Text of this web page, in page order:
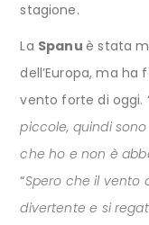
stagione.
La Spanu è stata
dell’Europa, ma
vento forte di oggi.
piccole, quindi
che ho e non è
“Spero che il vento
divertente e si